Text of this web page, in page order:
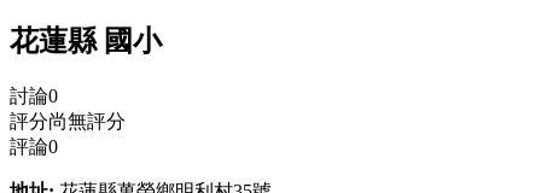
花蓮縣 國小
討論0
評分尚無評分
評論0